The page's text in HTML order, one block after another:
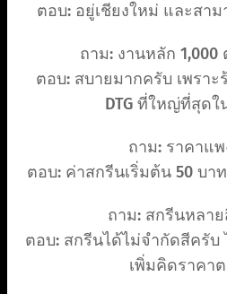
ตอบ: อยู่เชียงใหม่ และสา
ถาม: งานหลัก 1,000
ตอบ: สบายมากครับ เพราะ
DTG ที่ใหญ่ที่สุดใ
ถาม: ราคาแ
ตอบ: ค่าสกรีนเริ่มต้น 50 บา
ถาม: สกรีนหลา
ตอบ: สกรีนได้ไม่จำกัดสีครั
เพิ่มคิดราคา